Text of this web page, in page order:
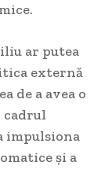
ar putea
externă
de a avea o
cadrul
impulsiona
și a